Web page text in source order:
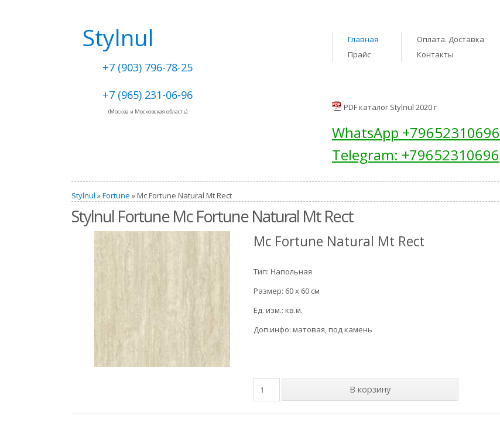
Stylnul
+7 (903) 796-78-25
+7 (965) 231-06-96
(Москва и Московская область)
Главная
Прайс
Оплата. Доставка
Контакты
PDF каталог Stylnul 2020 г
WhatsApp +79652310696
Telegram: +79652310696
Stylnul »Fortune » Mc Fortune Natural Mt Rect
Stylnul Fortune Mc Fortune Natural Mt Rect
Mc Fortune Natural Mt Rect
Тип: Напольная
Размер: 60 x 60 см
Ед. изм.: кв.м.
Доп.инфо: матовая, под камень